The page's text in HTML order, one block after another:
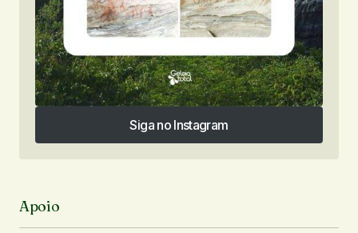
Siga no Instagram
Siga no Instagram
Apoio